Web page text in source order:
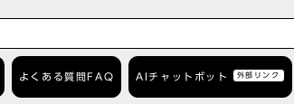
よくある質問 FAQ AIチャットボット 外部リンク